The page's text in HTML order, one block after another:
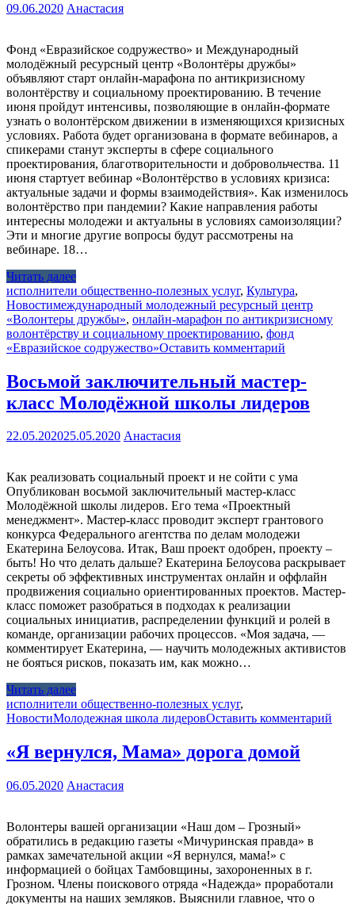
09.06.2020 Анастасия
Фонд «Евразийское содружество» и Международный
молодёжный ресурсный центр «Волонтёры дружбы»
объявляют старт онлайн-марафона по антикризисному
волонтёрству и социальному проектированию. В течение
июня пройдут интенсивы, позволяющие в онлайн-формате
узнать о волонтёрском движении в изменяющихся кризисных
условиях. Работа будет организована в формате вебинаров, а
спикерами станут эксперты в сфере социального
проектирования, благотворительности и добровольчества. 11
июня стартует вебинар «Волонтёрство в условиях кризиса:
актуальные задачи и формы взаимодействия». Как изменилось
волонтёрство при пандемии? Какие направления работы
интересны молодежи и актуальны в условиях самоизоляции?
Эти и многие другие вопросы будут рассмотрены на
вебинаре. 18…
Читать далее
исполнители общественно-полезных услуг, Культура,
Новостимеждународный молодежный ресурсный центр
«Волонтеры дружбы», онлайн-марафон по антикризисному
волонтёрству и социальному проектированию, фонд
«Евразийское содружество»Оставить комментарий
Восьмой заключительный мастер-
класс Молодёжной школы лидеров
22.05.202025.05.2020 Анастасия
Как реализовать социальный проект и не сойти с ума
Опубликован восьмой заключительный мастер-класс
Молодёжной школы лидеров. Его тема «Проектный
менеджмент». Мастер-класс проводит эксперт грантового
конкурса Федерального агентства по делам молодежи
Екатерина Белоусова. Итак, Ваш проект одобрен, проекту –
быть! Но что делать дальше? Екатерина Белоусова раскрывает
секреты об эффективных инструментах онлайн и оффлайн
продвижения социально ориентированных проектов. Мастер-
класс поможет разобраться в подходах к реализации
социальных инициатив, распределении функций и ролей в
команде, организации рабочих процессов. «Моя задача, —
комментирует Екатерина, — научить молодежных активистов
не бояться рисков, показать им, как можно…
Читать далее
исполнители общественно-полезных услуг,
НовостиМолодежная школа лидеровОставить комментарий
«Я вернулся, Мама» дорога домой
06.05.2020 Анастасия
Волонтеры вашей организации «Наш дом – Грозный»
обратились в редакцию газеты «Мичуринская правда» в
рамках замечательной акции «Я вернулся, мама!» с
информацией о бойцах Тамбовщины, захороненных в г.
Грозном. Члены поискового отряда «Надежда» проработали
документы на наших земляков. Выяснили главное, что о